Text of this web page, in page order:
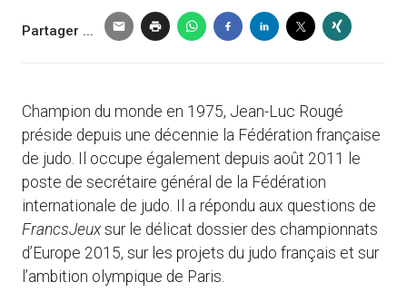
Partager ...
Champion du monde en 1975, Jean-Luc Rougé
préside depuis une décennie la Fédération française
de judo. Il occupe également depuis août 2011 le
poste de secrétaire général de la Fédération
internationale de judo. Il a répondu aux questions de
FrancsJeuxsur le délicat dossier des championnats
d’Europe 2015, sur les projets du judo français et sur
l’ambition olympique de Paris.